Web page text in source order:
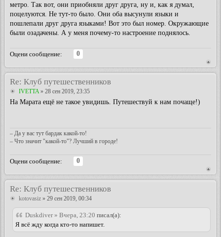
метро. Так вот, они приобняли друг друга, ну и, как я думал,
поцелуются. Не тут-то было. Они оба высунули языки и
пошлепали друг друга языками! Вот это был номер. Окружающие
были озадачены. А у меня почему-то настроение поднялось.
Оцени сообщение:
0
Re: Клуб путешественников
IVETTA» 28 сен 2019, 23:35
На Марата ещё не такое увидишь. Путешествуй к нам почаще!)
– Да у вас тут бардак какой-то!
– Что значит "какой-то"? Лучший в городе!
Оцени сообщение:
0
Re: Клуб путешественников
kotovasiz » 29 сен 2019, 00:34
Duskdiver » Вчера, 23:20 писал(а):
Я всё жду когда кто-то напишет.